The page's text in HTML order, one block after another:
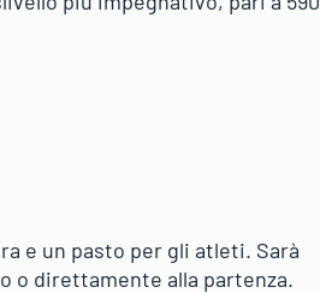
e un pasto per gli atleti. Sarà
o direttamente alla partenza.